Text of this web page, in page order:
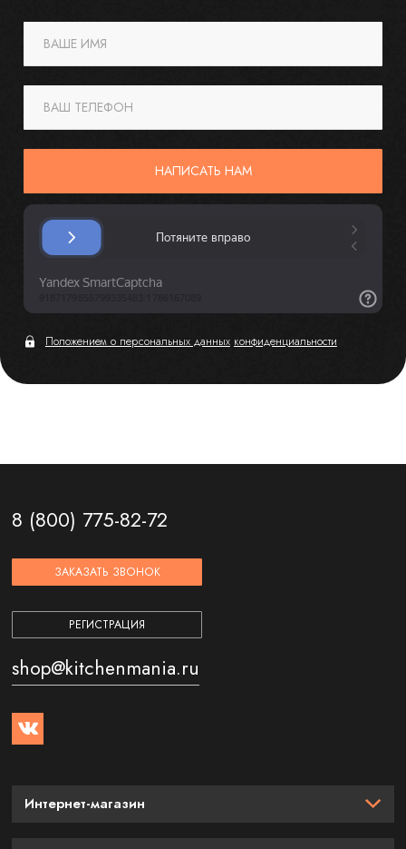
ВАШЕ ИМЯ
ВАШ ТЕЛЕФОН
НАПИСАТЬ НАМ
Положением о персональных данных конфиденциальности
8 (800) 775-82-72
ЗАКАЗАТЬ ЗВОНОК
РЕГИСТРАЦИЯ
shop@kitchenmania.ru
Интернет-магазин